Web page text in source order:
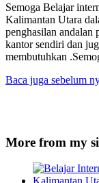
Semoga Belajar
Kalimantan Utara
penghasilan andalan
kantor sendiri dan
membutuhkan
Baca juga sebelum
More from my